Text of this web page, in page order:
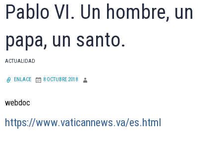
Pablo VI. Un hombre, un
papa, un santo.
ACTUALIDAD
ENLACE 8 OCTUBRE 2018
webdoc
https://www.vaticannews.va/es.html